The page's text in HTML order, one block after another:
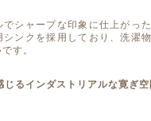
でシャープな印象に仕上がっ
シンクを採用しており、洗濯
す。